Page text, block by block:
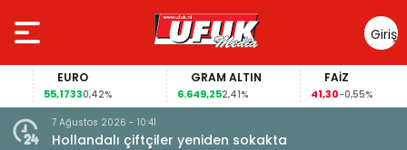
Giriş
Yap
EURO
55,17330,42%
GRAM ALTIN
6.649,252,41%
FAİZ
41,30-0,55%
şoke
7 Ağustos 2026 - 10:41
Hollandalı çiftçiler yeniden sokakta